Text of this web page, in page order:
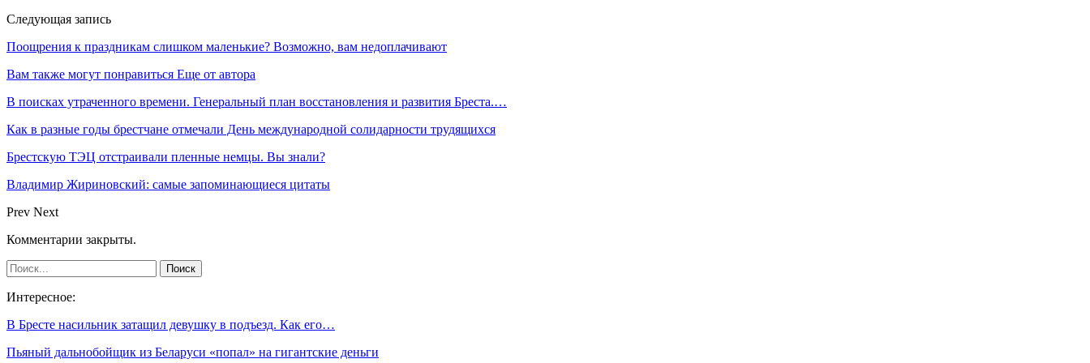
Следующая запись
Поощрения к праздникам слишком маленькие? Возможно, вам недоплачивают
Вам также могут понравиться Еще от автора
В поисках утраченного времени. Генеральный план восстановления и развития Бреста.…
Как в разные годы брестчане отмечали День международной солидарности трудящихся
Брестскую ТЭЦ отстраивали пленные немцы. Вы знали?
Владимир Жириновский: самые запоминающиеся цитаты
Prev Next
Комментарии закрыты.
Интересное:
В Бресте насильник затащил девушку в подъезд. Как его…
Пьяный дальнобойщик из Беларуси «попал» на гигантские деньги